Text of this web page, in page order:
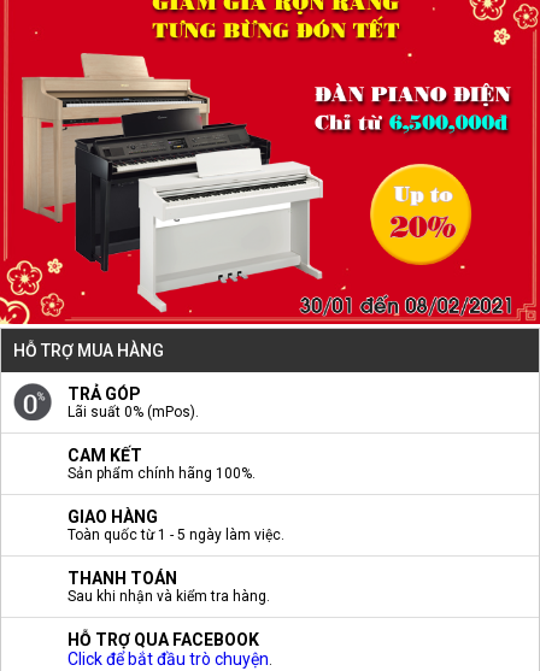
HỖ TRỢ MUA HÀNG
TRẢ GÓP
Lãi suất 0% (mPos).
CAM KẾT
Sản phẩm chính hãng 100%.
GIAO HÀNG
Toàn quốc từ 1 - 5 ngày làm việc.
THANH TOÁN
Sau khi nhận và kiểm tra hàng.
HỖ TRỢ QUA FACEBOOK
Click để bắt đầu trò chuyện.